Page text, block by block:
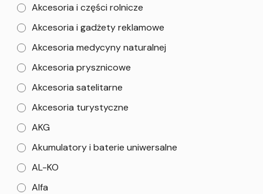
Akcesoria i części rolnicze
Akcesoria i gadżety reklamowe
Akcesoria medycyny naturalnej
Akcesoria prysznicowe
Akcesoria satelitarne
Akcesoria turystyczne
AKG
Akumulatory i baterie uniwersalne
AL-KO
Alfa